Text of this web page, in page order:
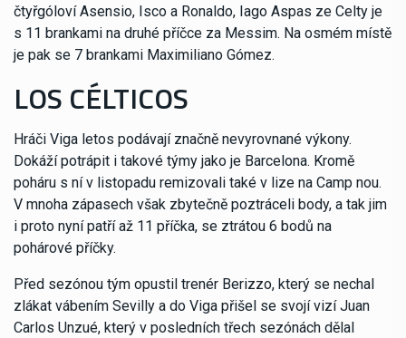
čtyřgóloví Asensio, Isco a Ronaldo, Iago Aspas ze Celty je
s 11 brankami na druhé příčce za Messim. Na osmém místě
je pak se 7 brankami Maximiliano Gómez.
LOS CÉLTICOS
Hráči Viga letos podávají značně nevyrovnané výkony.
Dokáží potrápit i takové týmy jako je Barcelona. Kromě
poháru s ní v listopadu remizovali také v lize na Camp nou.
V mnoha zápasech však zbytečně poztráceli body, a tak jim
i proto nyní patří až 11 příčka, se ztrátou 6 bodů na
pohárové příčky.
Před sezónou tým opustil trenér Berizzo, který se nechal
zlákat vábením Sevilly a do Viga přišel se svojí vizí Juan
Carlos Unzué, který v posledních třech sezónách dělal